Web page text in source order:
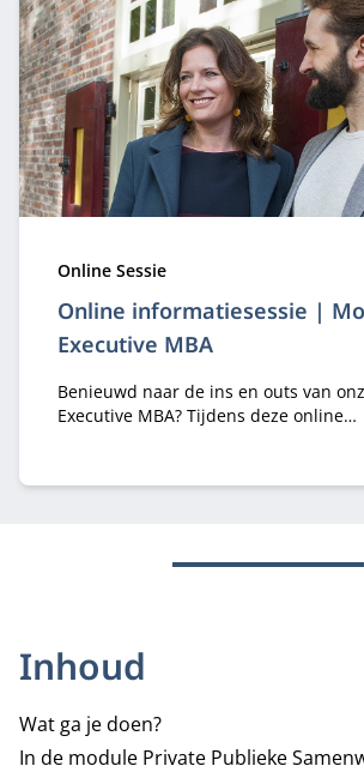
Online informatiesessie |
Executive MBA
Type:
Online Sessie
Benieuwd naar de ins en outs van
Executive MBA? Tijdens deze online
Bie.
Inhoud
Wat ga je doen?
In de module Private Publieke